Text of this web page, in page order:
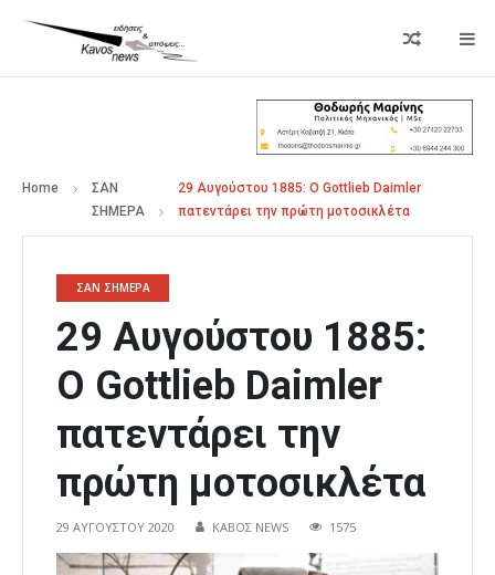
Home
ΣΑΝ
ΣΗΜΕΡΑ
29 Αυγούστου 1885: Ο Gottlieb Daimler
πατεντάρει την πρώτη μοτοσικλέτα
ΣΑΝ ΣΗΜΕΡΑ
29 Αυγούστου 1885:
Ο Gottlieb Daimler
πατεντάρει την
πρώτη μοτοσικλέτα
29 ΑΥΓΟΎΣΤΟΥ 2020 ΚΑΒΟΣ NEWS 1575